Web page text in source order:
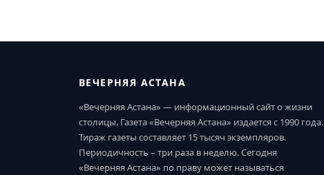
ВЕЧЕРНЯЯ АСТАНА
«Вечерняя Астана» — информационный сайт о жизни
столицы. Газета «Вечерняя Астана» издается с 1990 года.
Тираж газеты составляет 15 тысяч экземпляров.
Периодичность – три раза в неделю. Сегодня
«Вечерняя Астана» по праву может называться